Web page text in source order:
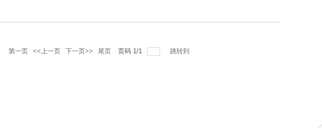
第一页 <<上一页 下一页>> 尾页 页码 1/1 跳转到